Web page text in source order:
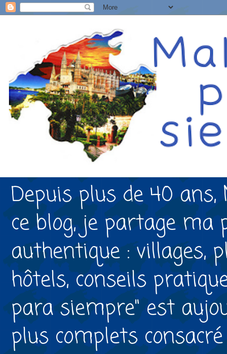
Depuis plus de 40
ce blog, je partage
authentique : villages,
hôtels, conseils
para siempre" est
plus complets consacré